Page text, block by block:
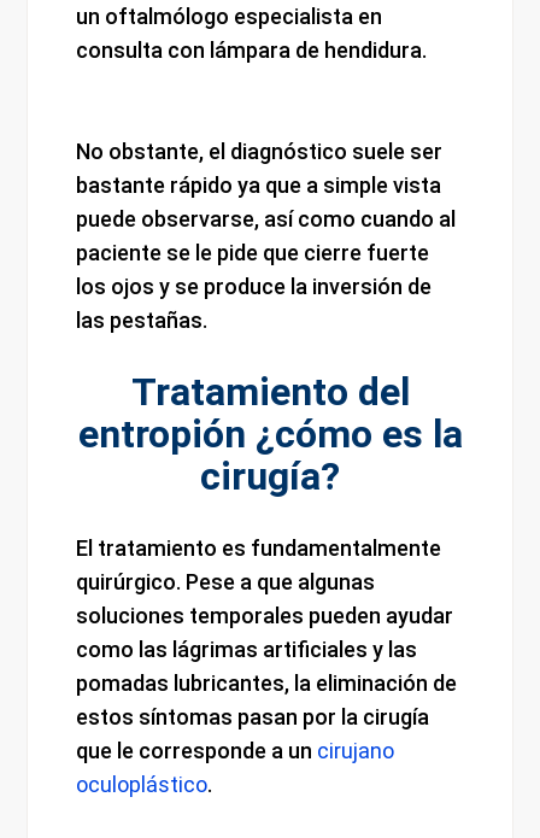
un oftalmólogo especialista en
consulta con lámpara de hendidura.
No obstante, el diagnóstico suele ser
bastante rápido ya que a simple vista
puede observarse, así como cuando al
paciente se le pide que cierre fuerte
los ojos y se produce la inversión de
las pestañas.
Tratamiento del
entropión ¿cómo es la
cirugía?
El tratamiento es fundamentalmente
quirúrgico. Pese a que algunas
soluciones temporales pueden ayudar
como las lágrimas artificiales y las
pomadas lubricantes, la eliminación de
estos síntomas pasan por la cirugía
que le corresponde a un cirujano
oculoplástico.